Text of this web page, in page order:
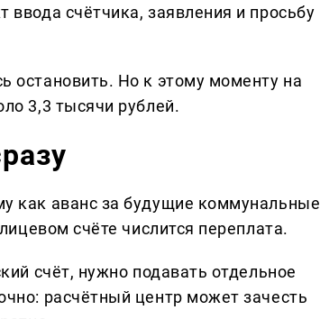
счётчика, заявления и просьбу
остановить. Но к этому моменту на
3,3 тысячи рублей.
как аванс за будущие коммунальные
счёте числится переплата.
счёт, нужно подавать отдельное
расчётный центр может зачесть